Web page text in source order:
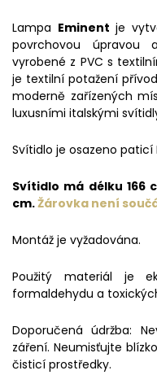
Lampa Eminent je
povrchovou úpravou
vyrobené z PVC s
je textilní potažení
moderně zařízených
luxusními italskými
Svítidlo je osazeno paticí
Svítidlo má délku 166
cm.Žárovka není
Montáž je vyžadována.
Použitý materiál je
formaldehydu a
Doporučená údržba:
záření. Neumisťujte
čisticí prostředky.